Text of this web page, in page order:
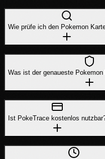
Wie prüfe ich den Pokemon
Was ist der genaueste
Ist PokeTrace kostenlos